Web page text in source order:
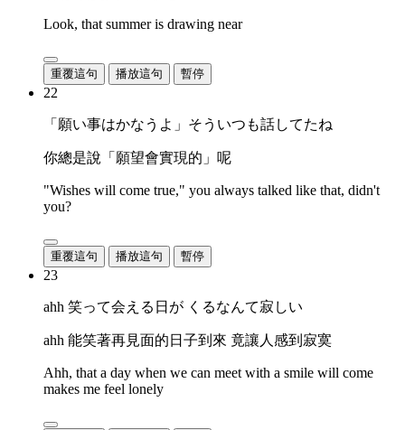
Look, that summer is drawing near
重覆這句 播放這句 暫停
22
「願い事はかなうよ」そういつも話してたね
你總是說「願望會實現的」呢
"Wishes will come true," you always talked like that, didn't
you?
重覆這句 播放這句 暫停
23
ahh 笑って会える日が くるなんて寂しい
ahh 能笑著再見面的日子到來 竟讓人感到寂寞
Ahh, that a day when we can meet with a smile will come
makes me feel lonely